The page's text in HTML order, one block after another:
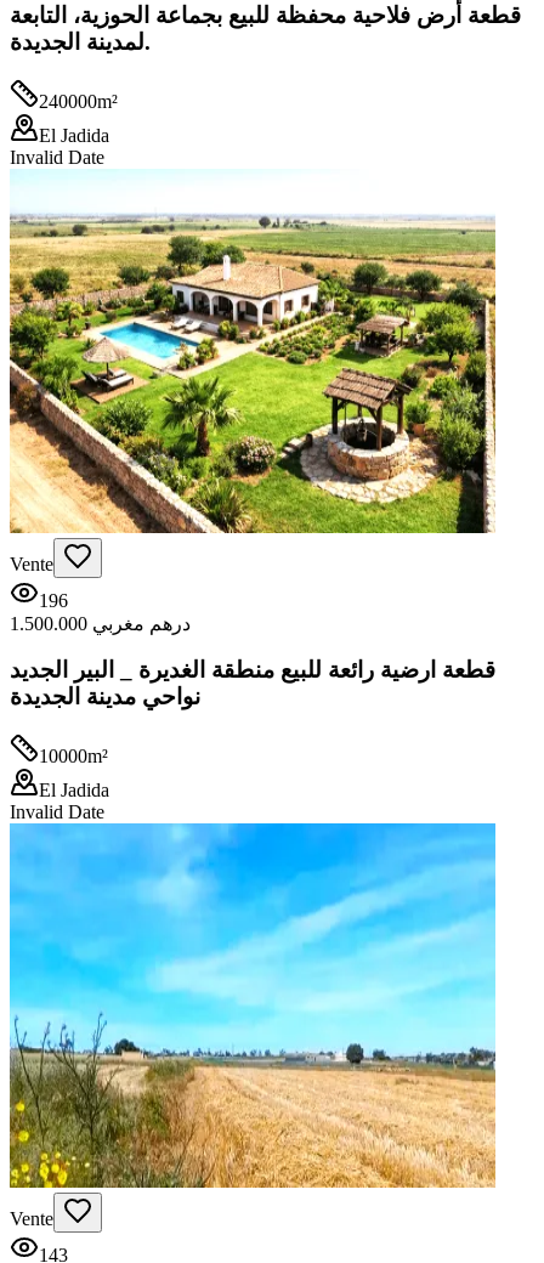
قطعة أرض فلاحية محفظة للبيع بجماعة الحوزية، التابعة
لمدينة الجديدة.
240000m²
El Jadida
Invalid Date
Vente
196
1.500.000 درهم مغربي
قطعة ارضية رائعة للبيع منطقة الغديرة _ البير الجديد
نواحي مدينة الجديدة
10000m²
El Jadida
Invalid Date
Vente
143